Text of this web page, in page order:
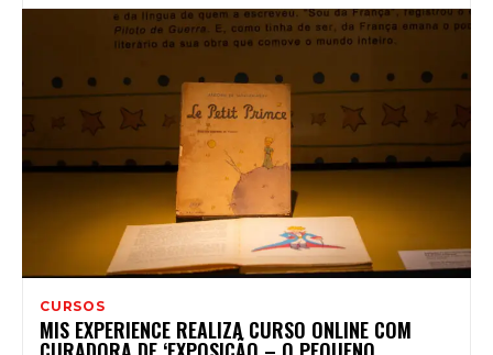
CURSOS
MIS EXPERIENCE REALIZA CURSO ONLINE COM